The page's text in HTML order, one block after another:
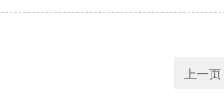
上一页